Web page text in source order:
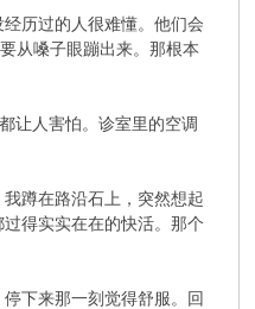
历过的人很难懂。他们会
从嗓子眼蹦出来。那根本
让人害怕。诊室里的空调
蹲在路沿石上，突然想起
得实实在在的快活。那个
下来那一刻觉得舒服。回